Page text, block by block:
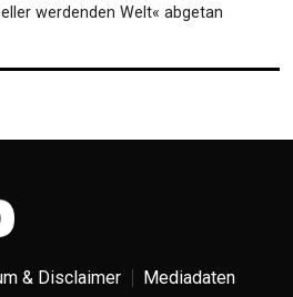
werdenden Welt« abgetan
& Disclaimer
Mediadaten